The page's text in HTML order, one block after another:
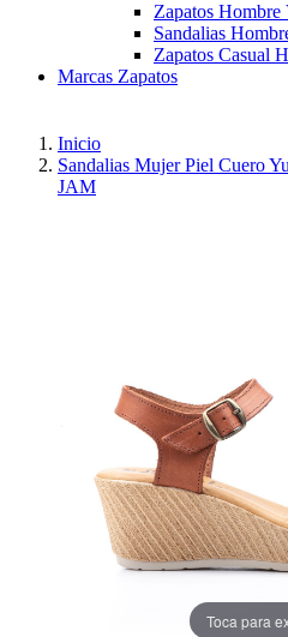
Zapatos Hombre
Sandalias
Zapatos Casual
Marcas Zapatos
Inicio
Sandalias Mujer Piel Cuero
JAM
Toca para